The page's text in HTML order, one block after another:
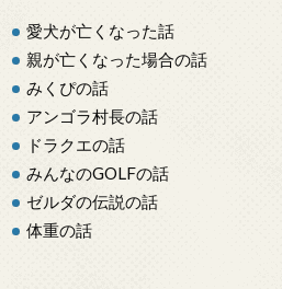
愛犬が亡くなった話
親が亡くなった場合の話
みくぴの話
アンゴラ村長の話
ドラクエの話
みんなのGOLFの話
ゼルダの伝説の話
体重の話